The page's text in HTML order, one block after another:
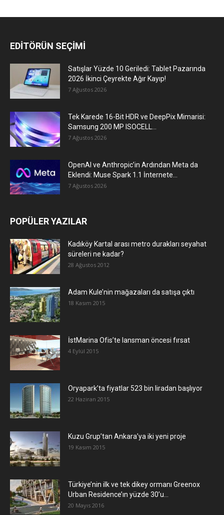
EDİTÖRÜN SEÇİMİ
Satışlar Yüzde 10 Geriledi: Tablet Pazarında
2026 İkinci Çeyrekte Ağır Kayıp!
7 Ağustos 2026
Tek Karede 16-Bit HDR ve DeepPix Mimarisi:
Samsung 200 MP ISOCELL...
7 Ağustos 2026
OpenAI ve Anthropic’in Ardından Meta da
Eklendi: Muse Spark 1.1 İnternete...
7 Ağustos 2026
POPÜLER YAZILAR
Kadıköy Kartal arası metro durakları seyahat
süreleri ne kadar?
28 Ağustos 2012
Adam Kule’nin mağazaları da satışa çıktı
18 Kasım 2015
İstMarina Ofis’te lansman öncesi fırsat
4 Eylül 2015
Oryapark’ta fiyatlar 523 bin liradan başlıyor
22 Haziran 2015
​Kuzu Grup’tan Ankara’ya iki yeni proje
19 Kasım 2015
Türkiye’nin ilk ve tek dikey ormanı Greenox
Urban Residence’ın yüzde 30’u...
20 Mayıs 2016